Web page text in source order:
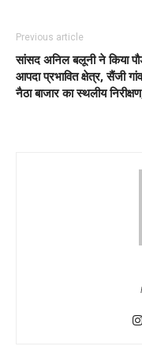
Previous article
सांसद अनिल बलूनी ने किया
आपदा प्रभावित क्षेत्र, सैंजी
नैठा बाजार का स्थलीय